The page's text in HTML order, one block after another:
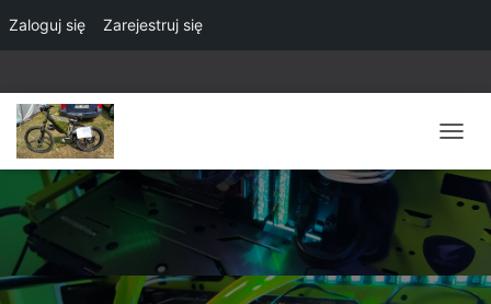
Zaloguj się Zarejestruj się
R
E
Ą
C
Z